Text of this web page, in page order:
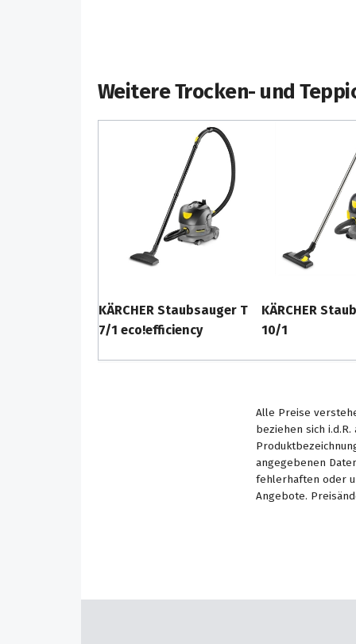
Weitere Trocken- und
KÄRCHER Staubsauger T
7/1 eco!efficiency
KÄRCHER
10/1
Alle Preise
beziehen sich
angegebenen
fehlerhaften oder
Angebote.